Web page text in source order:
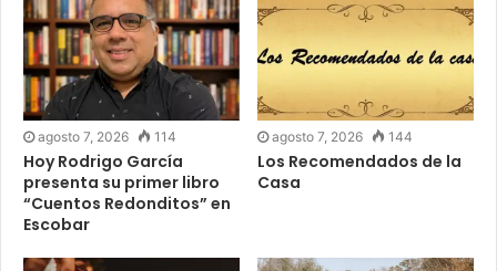
agosto 7, 2026 114
Hoy Rodrigo García
presenta su primer libro
“Cuentos Redonditos” en
Escobar
agosto 7, 2026 144
Los Recomendados de la
Casa